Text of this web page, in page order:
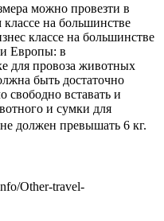
можно провезти в
на большинстве
классе на большинстве
Европы: в
для провоза животных
быть достаточно
свободно вставать и
и сумки для
должен превышать 6 кг.
Other-travel-